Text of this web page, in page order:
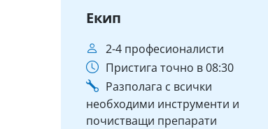
Екип
2-4 професионалисти
Пристига точно в 08:30
Разполага с всички
необходими инструменти и
почистващи препарати